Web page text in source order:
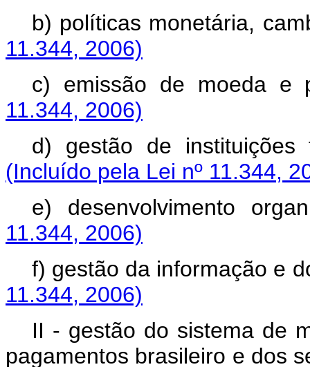
b) políticas monetária,
11.344, 2006)
c) emissão de moeda e
11.344, 2006)
d) gestão de instituições
(Incluído pela Lei nº 11.344,
e) desenvolvimento
11.344, 2006)
f) gestão da informação e
11.344, 2006)
II - gestão do sistema de
pagamentos brasileiro e dos